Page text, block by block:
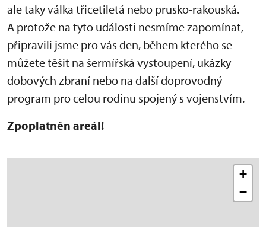
ale taky válka třicetiletá nebo prusko-rakouská.
A protože na tyto události nesmíme zapomínat,
připravili jsme pro vás den, během kterého se
můžete těšit na šermířská vystoupení, ukázky
dobových zbraní nebo na další doprovodný
program pro celou rodinu spojený s vojenstvím.
Zpoplatněn areál!
+
−